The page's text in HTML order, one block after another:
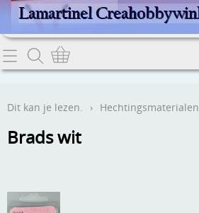
Home
A, ja, op is op
Algemene voorwaarden
Dit kan je lezen. › Hechtingsmaterialen
Brads wit